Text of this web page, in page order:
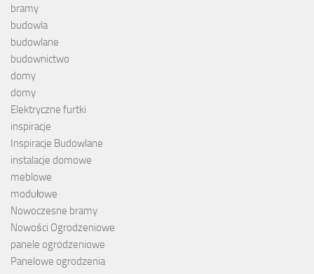
bramy
budowla
budowlane
budownictwo
domy
domy
Elektryczne furtki
inspiracje
Inspiracje Budowlane
instalacje domowe
meblowe
modułowe
Nowoczesne bramy
Nowości Ogrodzeniowe
panele ogrodzeniowe
Panelowe ogrodzenia